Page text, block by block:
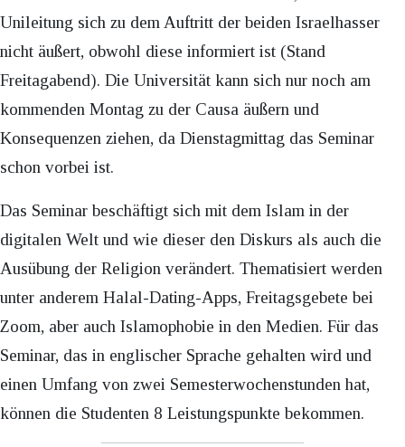
Unileitung sich zu dem Auftritt der beiden Israelhasser
nicht äußert, obwohl diese informiert ist (Stand
Freitagabend). Die Universität kann sich nur noch am
kommenden Montag zu der Causa äußern und
Konsequenzen ziehen, da Dienstagmittag das Seminar
schon vorbei ist.
Das Seminar beschäftigt sich mit dem Islam in der
digitalen Welt und wie dieser den Diskurs als auch die
Ausübung der Religion verändert. Thematisiert werden
unter anderem Halal-Dating-Apps, Freitagsgebete bei
Zoom, aber auch Islamophobie in den Medien. Für das
Seminar, das in englischer Sprache gehalten wird und
einen Umfang von zwei Semesterwochenstunden hat,
können die Studenten 8 Leistungspunkte bekommen.